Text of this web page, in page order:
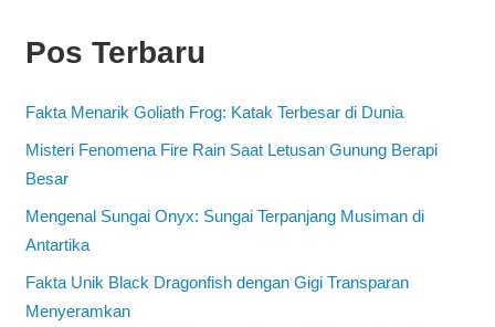
Pos Terbaru
Fakta Menarik Goliath Frog: Katak Terbesar di Dunia
Misteri Fenomena Fire Rain Saat Letusan Gunung Berapi
Besar
Mengenal Sungai Onyx: Sungai Terpanjang Musiman di
Antartika
Fakta Unik Black Dragonfish dengan Gigi Transparan
Menyeramkan